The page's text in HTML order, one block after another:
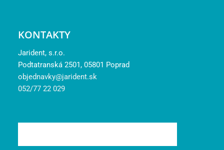
KONTAKTY
Jarident, s.r.o.
Podtatranská 2501, 05801 Poprad
objednavky@jarident.sk
052/77 22 029